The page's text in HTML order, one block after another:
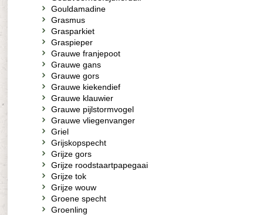
Gouldamadine
Grasmus
Grasparkiet
Graspieper
Grauwe franjepoot
Grauwe gans
Grauwe gors
Grauwe kiekendief
Grauwe klauwier
Grauwe pijlstormvogel
Grauwe vliegenvanger
Griel
Grijskopspecht
Grijze gors
Grijze roodstaartpapegaai
Grijze tok
Grijze wouw
Groene specht
Groenling